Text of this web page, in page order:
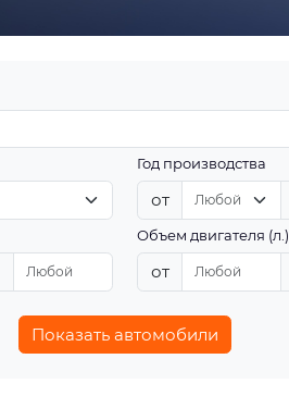
Год производства
от
Объем двигателя (л.)
от
Показать автомобили